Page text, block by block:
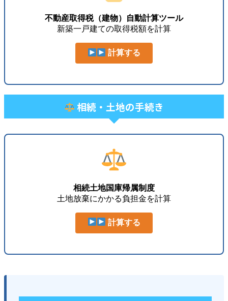
不動産取得税（建物）自動計算ツール
新築一戸建ての取得税額を計算
計算する
相続・土地の手続き
相続土地国庫帰属制度
土地放棄にかかる負担金を計算
計算する